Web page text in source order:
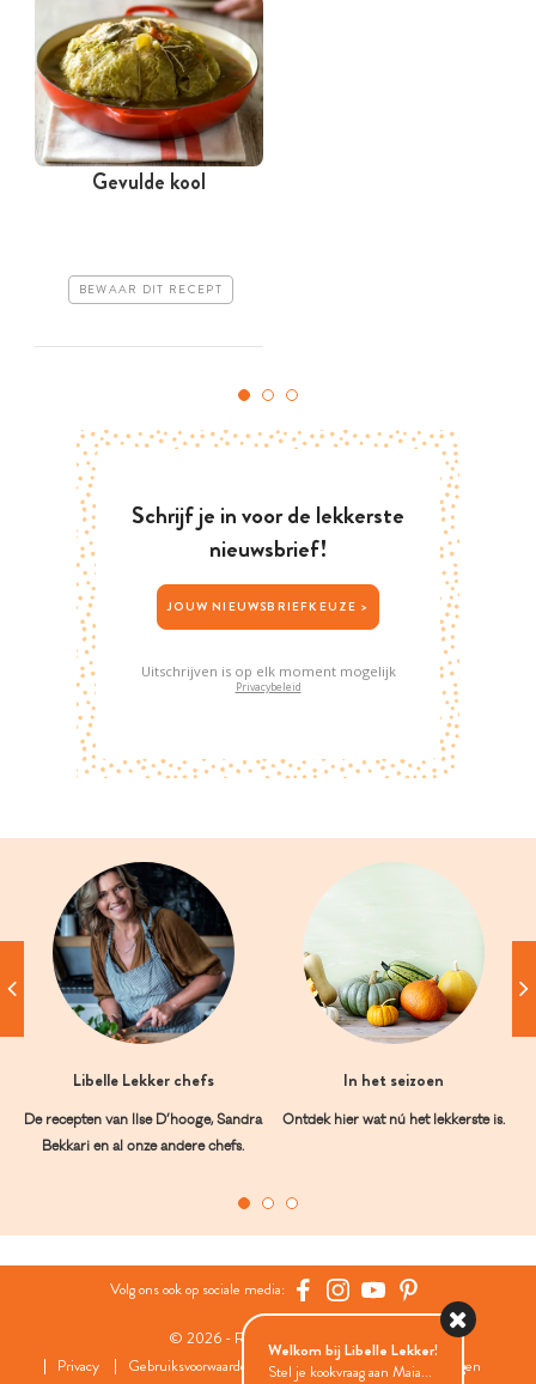
Gevulde kool
BEWAAR DIT RECEPT
Schrijf je in voor de lekkerste
nieuwsbrief!
JOUW NIEUWSBRIEFKEUZE >
Uitschrijven is op elk moment mogelijk
Privacybeleid
Libelle Lekker chefs
De recepten van Ilse D’hooge, Sandra
Bekkari en al onze andere chefs.
In het seizoen
Ontdek hier wat nú het lekkerste is.
Volg ons ook op sociale media:
© 2026 - Roularta Media Group
Privacy
Gebruiksvoorwaarden Cookies Cookies instellingen
Welkom bij Libelle Lekker!
Stel je kookvraag aan Maia...